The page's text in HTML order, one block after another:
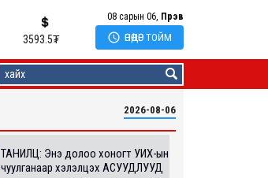
3593.5₮
08 сарын 06, Пүрэв
 ӨНӨӨДӨР ТОЙМ
2026-08-06
ТАНИЛЦ: Энэ долоо хоногт УИХ-ын
чуулганаар хэлэлцэх АСУУДЛУУД